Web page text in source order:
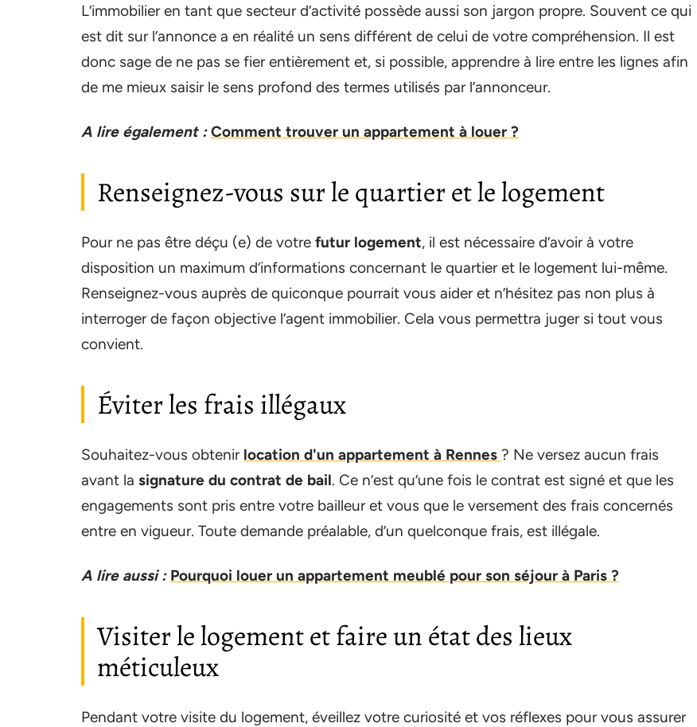
L’immobilier en tant que secteur d’activité possède aussi son jargon propre. Souvent ce qui
est dit sur l’annonce a en réalité un sens différent de celui de votre compréhension. Il est
donc sage de ne pas se fier entièrement et, si possible, apprendre à lire entre les lignes afin
de me mieux saisir le sens profond des termes utilisés par l’annonceur.
A lire également : Comment trouver un appartement à louer ?
Renseignez-vous sur le quartier et le logement
Pour ne pas être déçu (e) de votre futur logement, il est nécessaire d’avoir à votre
disposition un maximum d’informations concernant le quartier et le logement lui-même.
Renseignez-vous auprès de quiconque pourrait vous aider et n’hésitez pas non plus à
interroger de façon objective l’agent immobilier. Cela vous permettra juger si tout vous
convient.
Éviter les frais illégaux
Souhaitez-vous obtenir location d'un appartement à Rennes ? Ne versez aucun frais
avant la signature du contrat de bail. Ce n’est qu’une fois le contrat est signé et que les
engagements sont pris entre votre bailleur et vous que le versement des frais concernés
entre en vigueur. Toute demande préalable, d’un quelconque frais, est illégale.
A lire aussi : Pourquoi louer un appartement meublé pour son séjour à Paris ?
Visiter le logement et faire un état des lieux
méticuleux
Pendant votre visite du logement, éveillez votre curiosité et vos réflexes pour vous assurer